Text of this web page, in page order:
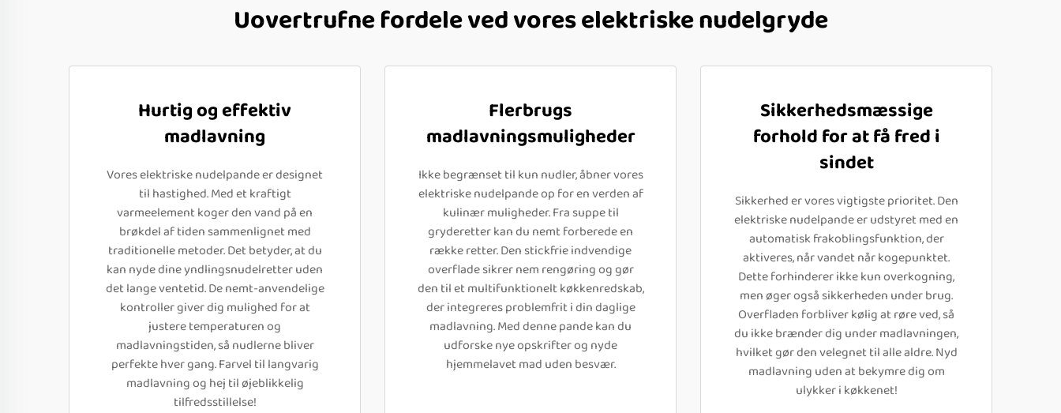
Uovertrufne fordele ved vores elektriske nudelgryde
Hurtig og effektiv
madlavning
Vores elektriske nudelpande er designet
til hastighed. Med et kraftigt
varmeelement koger den vand på en
brøkdel af tiden sammenlignet med
traditionelle metoder. Det betyder, at du
kan nyde dine yndlingsnudelretter uden
det lange ventetid. De nemt-anvendelige
kontroller giver dig mulighed for at
justere temperaturen og
madlavningstiden, så nudlerne bliver
perfekte hver gang. Farvel til langvarig
madlavning og hej til øjeblikkelig
tilfredsstillelse!
Flerbrugs
madlavningsmuligheder
Ikke begrænset til kun nudler, åbner vores
elektriske nudelpande op for en verden af
kulinær muligheder. Fra suppe til
gryderetter kan du nemt forberede en
række retter. Den stickfrie indvendige
overflade sikrer nem rengøring og gør
den til et multifunktionelt køkkenredskab,
der integreres problemfrit i din daglige
madlavning. Med denne pande kan du
udforske nye opskrifter og nyde
hjemmelavet mad uden besvær.
Sikkerhedsmæssige
forhold for at få fred i
sindet
Sikkerhed er vores vigtigste prioritet. Den
elektriske nudelpande er udstyret med en
automatisk frakoblingsfunktion, der
aktiveres, når vandet når kogepunktet.
Dette forhinderer ikke kun overkogning,
men øger også sikkerheden under brug.
Overfladen forbliver kølig at røre ved, så
du ikke brænder dig under madlavningen,
hvilket gør den velegnet til alle aldre. Nyd
madlavning uden at bekymre dig om
ulykker i køkkenet!